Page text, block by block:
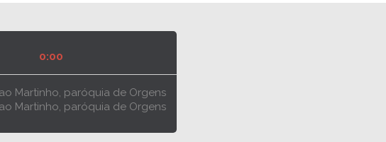
0:00
Martinho, paróquia de Orgens
Martinho, paróquia de Orgens